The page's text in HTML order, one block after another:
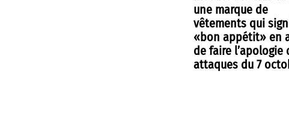
une marque de
vêtements qui
«bon appétit» en
de faire l’apologie
attaques du 7